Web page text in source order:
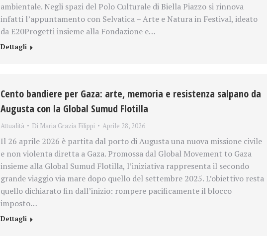
ambientale. Negli spazi del Polo Culturale di Biella Piazzo si rinnova
infatti l’appuntamento con Selvatica – Arte e Natura in Festival, ideato
da E20Progetti insieme alla Fondazione e…
Dettagli
Cento bandiere per Gaza: arte, memoria e resistenza salpano da
Augusta con la Global Sumud Flotilla
Attualità Di Maria Grazia Filippi Aprile 28, 2026
Il 26 aprile 2026 è partita dal porto di Augusta una nuova missione civile
e non violenta diretta a Gaza. Promossa dal Global Movement to Gaza
insieme alla Global Sumud Flotilla, l’iniziativa rappresenta il secondo
grande viaggio via mare dopo quello del settembre 2025. L’obiettivo resta
quello dichiarato fin dall’inizio: rompere pacificamente il blocco
imposto…
Dettagli